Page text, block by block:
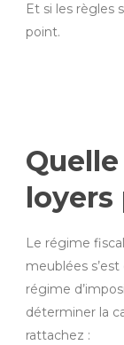
Et si les règles
point.
loyers
Le régime
meublées
régime
déterminer la
rattachez :